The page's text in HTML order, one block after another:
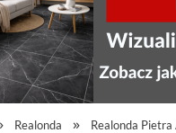
Realonda Realonda Pietra